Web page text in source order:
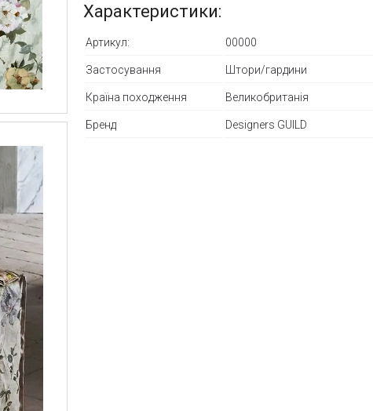
Характеристики:
Артикул: 00000
Застосування Штори/гардини
Країна походження Великобританія
Бренд Designers GUILD